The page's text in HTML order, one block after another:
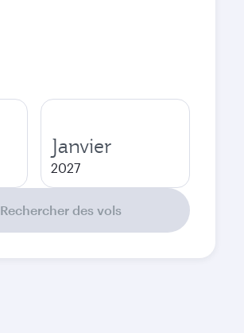
Janvier
2027
Rechercher des vols